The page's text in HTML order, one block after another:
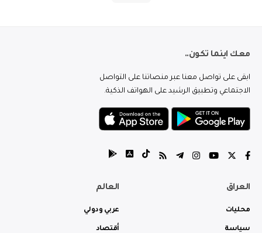
معك اينما تكون..
ابقى على تواصل معنا عبر منصاتنا على التواصل
الاجتماعي وتطبيق الرشيد على الهواتف الذكية.
العراق
محليات
سياسة
العالم
عربي ودولي
أقتصاد